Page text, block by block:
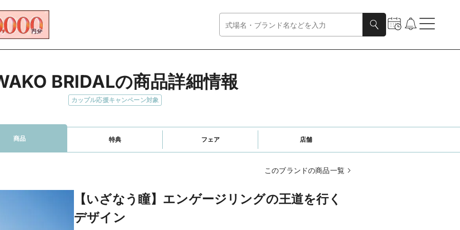
BRIDALの商品詳細情報
カップル応援キャンペーン対象
商品 特典 フェア 店舗
このブランドの商品一覧
【いざなう瞳】エンゲージリングの王道を行く
デザイン